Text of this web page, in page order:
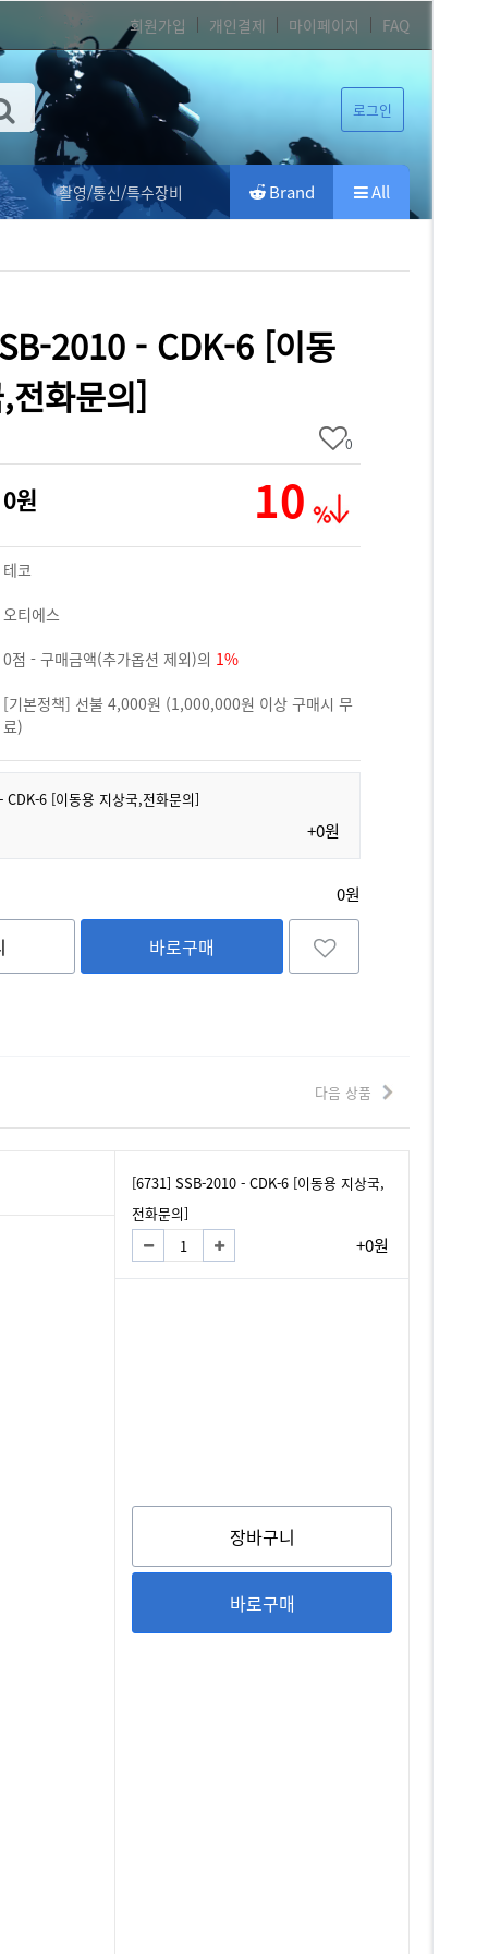
회원가입 개인결제 마이페이지 FAQ
로그인
All
Brand
촬영/통신/특수장비
2010 - CDK-6 [이동
전화문의]
0
0원 10
테코
오티에스
0점 - 구매금액(추가옵션 제외)의 1%
[기본정책] 선불 4,000원 (1,000,000원 이상 구매시 무
료)
6 [이동용 지상국,전화문의]
+0원
0원
바로구매
다음 상품
[6731] SSB-2010 - CDK-6 [이동용 지상국,
전화문의]
+0원
장바구니
바로구매